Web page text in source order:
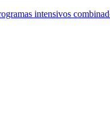
intensivos